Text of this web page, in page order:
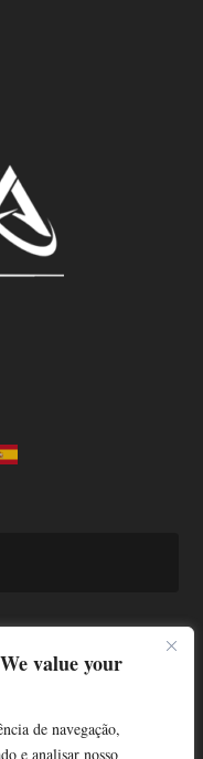
value your
de navegação,
e analisar nosso